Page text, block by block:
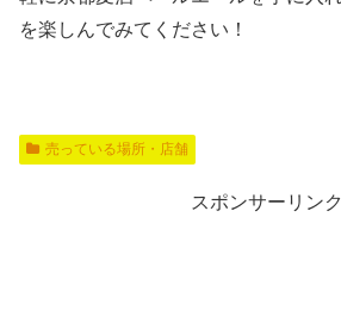
を楽しんでみてください！
売っている場所・店舗
スポンサーリンク